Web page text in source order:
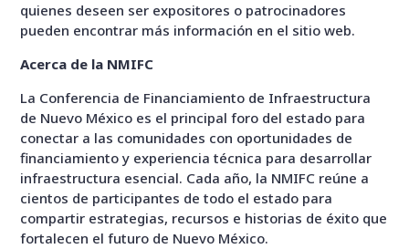
quienes deseen ser expositores o patrocinadores
pueden encontrar más información en el sitio web.
Acerca de la NMIFC
La Conferencia de Financiamiento de Infraestructura
de Nuevo México es el principal foro del estado para
conectar a las comunidades con oportunidades de
financiamiento y experiencia técnica para desarrollar
infraestructura esencial. Cada año, la NMIFC reúne a
cientos de participantes de todo el estado para
compartir estrategias, recursos e historias de éxito que
fortalecen el futuro de Nuevo México.